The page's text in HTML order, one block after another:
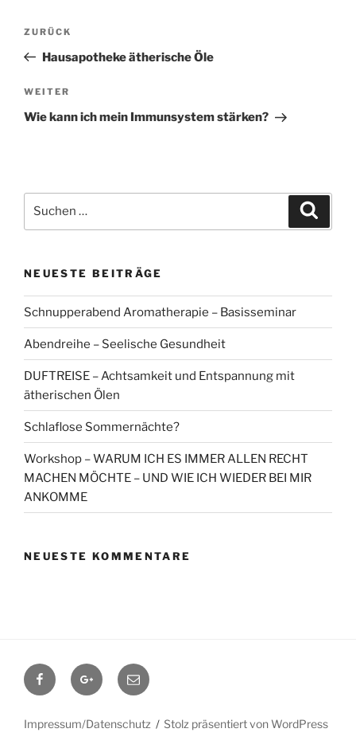
Beitragsnavigation
Vorheriger
Beitrag
ZURÜCK
Hausapotheke ätherische Öle
Nächster
Beitrag
WEITER
Wie kann ich mein Immunsystem stärken?
nach:
NEUESTE BEITRÄGE
Schnupperabend Aromatherapie – Basisseminar
Abendreihe – Seelische Gesundheit
DUFTREISE – Achtsamkeit und Entspannung mit
ätherischen Ölen
Schlaflose Sommernächte?
Workshop – WARUM ICH ES IMMER ALLEN RECHT
MACHEN MÖCHTE – UND WIE ICH WIEDER BEI MIR
ANKOMME
NEUESTE KOMMENTARE
FacebookGoogle+Contact
me
Impressum/Datenschutz Stolz präsentiert von WordPress